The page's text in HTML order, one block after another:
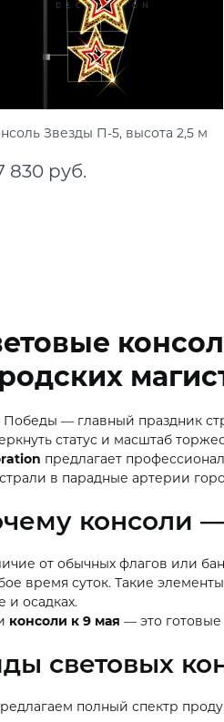
Звезды П-5, высота 2,5 м
830 руб.
Победы — главный праздник
статус и масштаб
предлагает
в парадные артерии
консоли
от обычных флагов или
время суток. Такие
и осадках.
консоли к 9 мая — это
световых
полный спектр